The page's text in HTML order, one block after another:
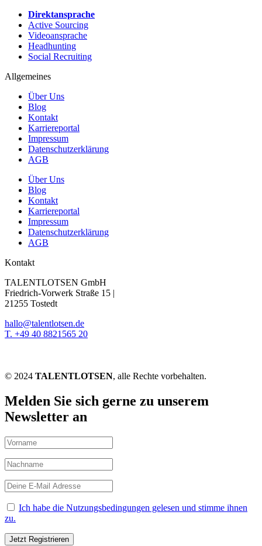
Direktansprache
Active Sourcing
Videoansprache
Headhunting
Social Recruiting
Allgemeines
Über Uns
Blog
Kontakt
Karriereportal
Impressum
Datenschutzerklärung
AGB
Über Uns
Blog
Kontakt
Karriereportal
Impressum
Datenschutzerklärung
AGB
Kontakt
TALENTLOTSEN GmbH
Friedrich-Vorwerk Straße 15 |
21255 Tostedt
hallo@talentlotsen.de
T. +49 40 8821565 20
© 2024 TALENTLOTSEN, alle Rechte vorbehalten.
Melden Sie sich gerne zu unserem
Newsletter an
Ich habe die Nutzungsbedingungen gelesen und stimme ihnen
zu.